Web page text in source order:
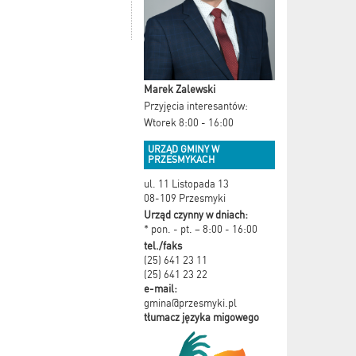
Marek Zalewski
Przyjęcia interesantów:
Wtorek 8:00 - 16:00
URZĄD GMINY W
PRZESMYKACH
ul. 11 Listopada 13
08-109 Przesmyki
Urząd czynny w dniach:
* pon. - pt. – 8:00 - 16:00
tel./faks
(25) 641 23 11
(25) 641 23 22
e-mail:
gmina@przesmyki.pl
tłumacz języka migowego